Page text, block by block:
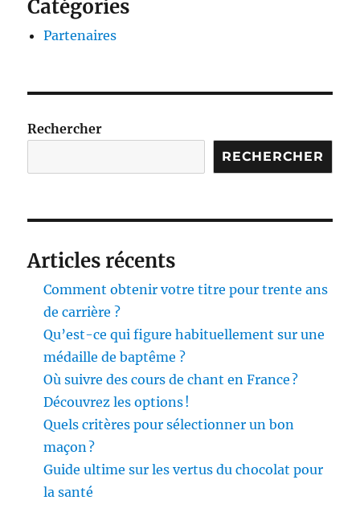
Catégories
Partenaires
Rechercher
RECHERCHER
Articles récents
Comment obtenir votre titre pour trente ans
de carrière ?
Qu’est-ce qui figure habituellement sur une
médaille de baptême ?
Où suivre des cours de chant en France ?
Découvrez les options !
Quels critères pour sélectionner un bon
maçon ?
Guide ultime sur les vertus du chocolat pour
la santé